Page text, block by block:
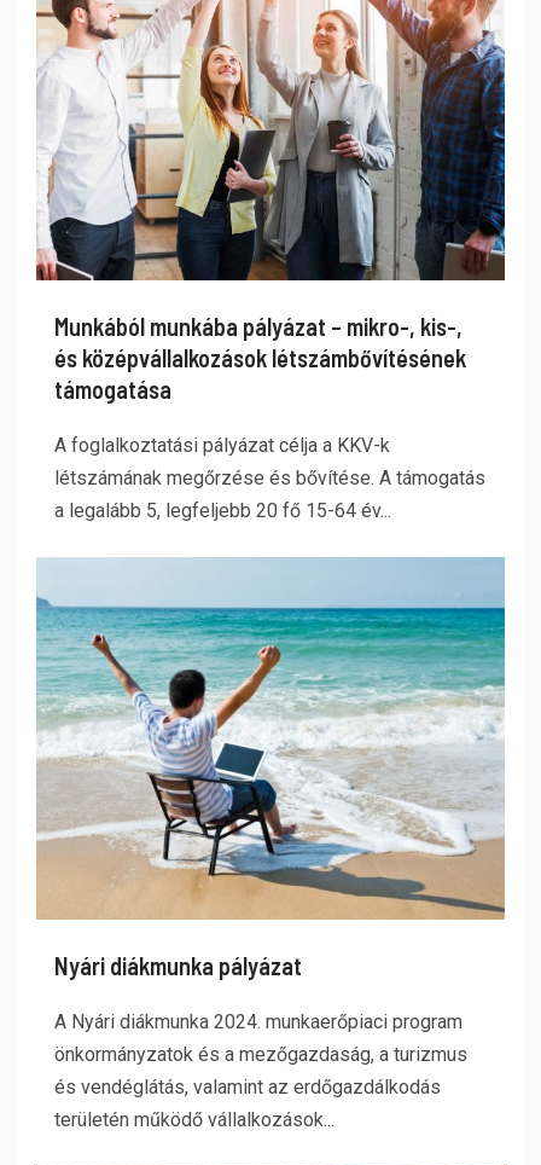
Munkából munkába pályázat – mikro-, kis-,
és középvállalkozások létszámbővítésének
támogatása
A foglalkoztatási pályázat célja a KKV-k
létszámának megőrzése és bővítése. A támogatás
a legalább 5, legfeljebb 20 fő 15-64 év...
Nyári diákmunka pályázat
A Nyári diákmunka 2024. munkaerőpiaci program
önkormányzatok és a mezőgazdaság, a turizmus
és vendéglátás, valamint az erdőgazdálkodás
területén működő vállalkozások...